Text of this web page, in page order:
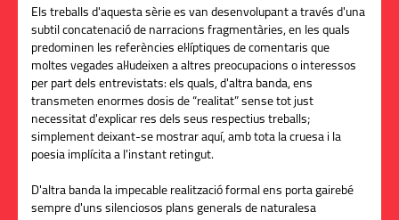
Els treballs d'aquesta sèrie es van desenvolupant a través d'una
subtil concatenació de narracions fragmentàries, en les quals
predominen les referències el·líptiques de comentaris que
moltes vegades al·ludeixen a altres preocupacions o interessos
per part dels entrevistats: els quals, d'altra banda, ens
transmeten enormes dosis de “realitat” sense tot just
necessitat d'explicar res dels seus respectius treballs;
simplement deixant-se mostrar aquí, amb tota la cruesa i la
poesia implícita a l'instant retingut.
D'altra banda la impecable realització formal ens porta gairebé
sempre d'uns silenciosos plans generals de naturalesa